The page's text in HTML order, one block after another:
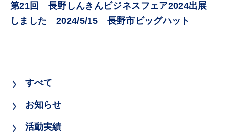
すべて
お知らせ
活動実績
第21回 長野しんきんビジネスフェア2024出展
しました 2024/5/15 長野市ビッグハット